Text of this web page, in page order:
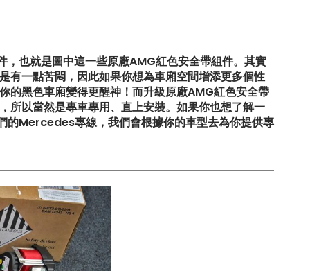
也就是圖中這一些原廠AMG紅色安全帶組件。其實
有一點苦悶，因此如果你想為車廂空間增添更多個性
的黑色車廂變得更醒神！而升級原廠AMG紅色安全帶
所以當然是專車專用、直上安裝。如果你也想了解一
Mercedes專線，我們會根據你的車型去為你提供專
升
【比原裝M3更像一部M3?! ADRO最
新V2包圍】
【釋放沉睡的猛獸?! Huracan LP610
排氣升級】